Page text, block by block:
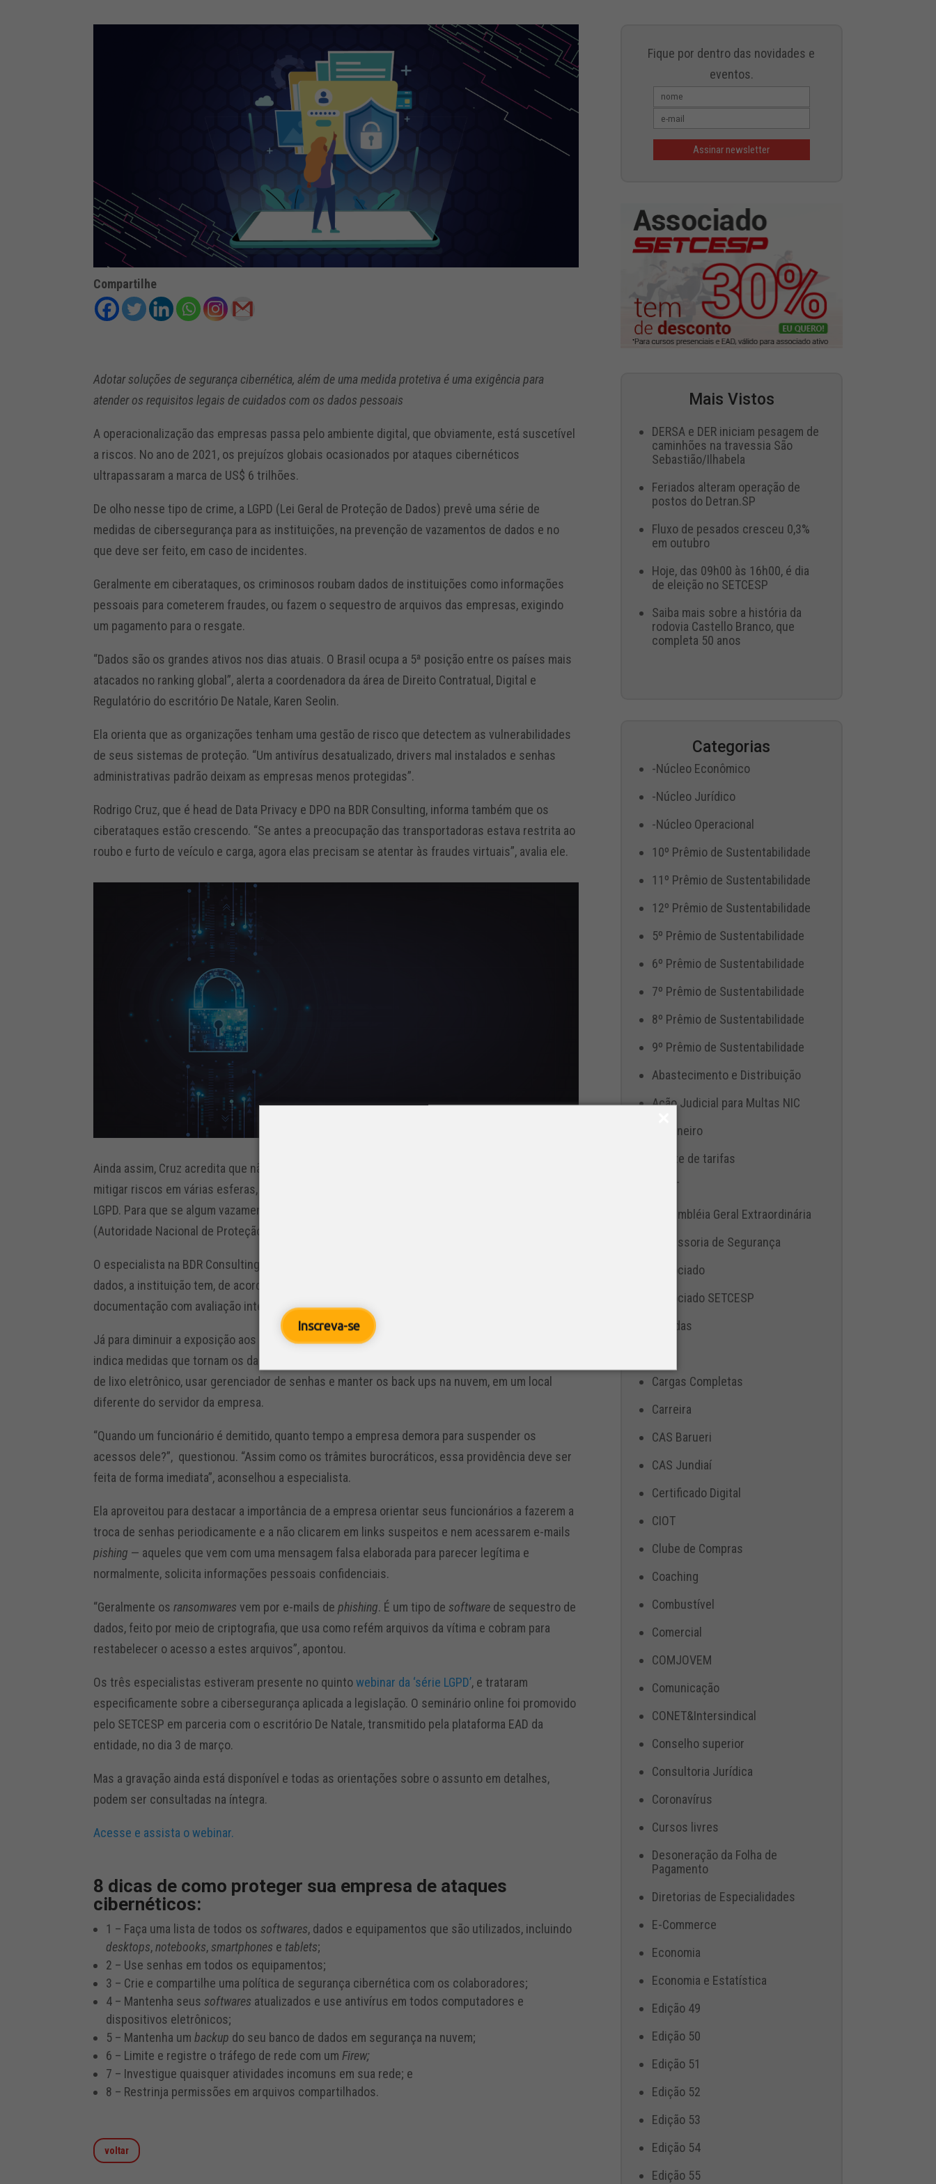
Inscreva-se
Compartilhe
Adotar soluções de segurança cibernética, além de uma medida protetiva é uma exigência para
atender os requisitos legais de cuidados com os dados pessoais
A operacionalização das empresas passa pelo ambiente digital, que obviamente, está suscetível
a riscos. No ano de 2021, os prejuízos globais ocasionados por ataques cibernéticos
ultrapassaram a marca de US$ 6 trilhões.
De olho nesse tipo de crime, a LGPD (Lei Geral de Proteção de Dados) prevê uma série de
medidas de cibersegurança para as instituições, na prevenção de vazamentos de dados e no
que deve ser feito, em caso de incidentes.
Geralmente em ciberataques, os criminosos roubam dados de instituições como informações
pessoais para cometerem fraudes, ou fazem o sequestro de arquivos das empresas, exigindo
um pagamento para o resgate.
“Dados são os grandes ativos nos dias atuais. O Brasil ocupa a 5ª posição entre os países mais
atacados no ranking global”, alerta a coordenadora da área de Direito Contratual, Digital e
Regulatório do escritório De Natale, Karen Seolin.
Ela orienta que as organizações tenham uma gestão de risco que detectem as vulnerabilidades
de seus sistemas de proteção. “Um antivírus desatualizado, drivers mal instalados e senhas
administrativas padrão deixam as empresas menos protegidas”.
Rodrigo Cruz, que é head de Data Privacy e DPO na BDR Consulting, informa também que os
ciberataques estão crescendo. “Se antes a preocupação das transportadoras estava restrita ao
roubo e furto de veículo e carga, agora elas precisam se atentar às fraudes virtuais”, avalia ele.
Ainda assim, Cruz acredita que não existem sistemas de defesa infalíveis, mas é possível
mitigar riscos em várias esferas, se adequando as boas práticas de segurança previstas pela
LGPD. Para que se algum vazamento de dados aconteça, a empresa não seja vista pela ANPD
(Autoridade Nacional de Proteção de Dados) como facilitadora ou conivente com o incidente.
O especialista na BDR Consulting avisa que se acontecer um incidente grave de vazamento de
dados, a instituição tem, de acordo com a legislação, até 48h para avisar a ANPD e elaborar uma
documentação com avaliação interna do acidente, entre outras providências.
Já para diminuir a exposição aos riscos, a especialista em proteção de dados, Ariana Lopes,
indica medidas que tornam os dados mais seguros, como por exemplo, não resgatar mensagens
de lixo eletrônico, usar gerenciador de senhas e manter os back ups na nuvem, em um local
diferente do servidor da empresa.
“Quando um funcionário é demitido, quanto tempo a empresa demora para suspender os
acessos dele?”, questionou. “Assim como os trâmites burocráticos, essa providência deve ser
feita de forma imediata”, aconselhou a especialista.
Ela aproveitou para destacar a importância de a empresa orientar seus funcionários a fazerem a
troca de senhas periodicamente e a não clicarem em links suspeitos e nem acessarem e-mails
pishing — aqueles que vem com uma mensagem falsa elaborada para parecer legítima e
normalmente, solicita informações pessoais confidenciais.
“Geralmente osransomwaresvem por e-mails dephishing. É um tipo desoftware de sequestro de
dados, feito por meio de criptografia, que usa como refém arquivos da vítima e cobram para
restabelecer o acesso a estes arquivos”, apontou.
Os três especialistas estiveram presente no quintowebinar da ‘série LGPD’, e trataram
especificamente sobre a cibersegurança aplicada a legislação. O seminário online foi promovido
pelo SETCESP em parceria com o escritório De Natale, transmitido pela plataforma EAD da
entidade, no dia 3 de março.
Mas a gravação ainda está disponível e todas as orientações sobre o assunto em detalhes,
podem ser consultadas na íntegra.
Acesse e assista o webinar.
8 dicas de como proteger sua empresa de ataques
cibernéticos:
1 – Faça uma lista de todos ossoftwares, dados e equipamentos que são utilizados, incluindo
desktops,notebooks,smartphones e tablets;
2 – Use senhas em todos os equipamentos;
3 – Crie e compartilhe uma política de segurança cibernética com os colaboradores;
4 – Mantenha seussoftwares atualizados e use antivírus em todos computadores e
dispositivos eletrônicos;
5 – Mantenha umbackup do seu banco de dados em segurança na nuvem;
6 – Limite e registre o tráfego de rede com umFirew;
7 – Investigue quaisquer atividades incomuns em sua rede; e
8 – Restrinja permissões em arquivos compartilhados.
voltar
Fique por dentro das novidades e
eventos.
Mais Vistos
DERSA e DER iniciam pesagem de
caminhões na travessia São
Sebastião/Ilhabela
Feriados alteram operação de
postos do Detran.SP
Fluxo de pesados cresceu 0,3%
em outubro
Hoje, das 09h00 às 16h00, é dia
de eleição no SETCESP
Saiba mais sobre a história da
rodovia Castello Branco, que
completa 50 anos
Categorias
-Núcleo Econômico
-Núcleo Jurídico
-Núcleo Operacional
10º Prêmio de Sustentabilidade
11º Prêmio de Sustentabilidade
12º Prêmio de Sustentabilidade
5º Prêmio de Sustentabilidade
6º Prêmio de Sustentabilidade
7º Prêmio de Sustentabilidade
8º Prêmio de Sustentabilidade
9º Prêmio de Sustentabilidade
Abastecimento e Distribuição
Ação Judicial para Multas NIC
Aduaneiro
Ajuste de tarifas
ANTT
Assembléia Geral Extraordinária
Assessoria de Segurança
Associado
Associado SETCESP
Bebidas
Cargas Completas
Carreira
CAS Barueri
CAS Jundiaí
Certificado Digital
CIOT
Clube de Compras
Coaching
Combustível
Comercial
COMJOVEM
Comunicação
CONET&Intersindical
Conselho superior
Consultoria Jurídica
Coronavírus
Cursos livres
Desoneração da Folha de
Pagamento
Diretorias de Especialidades
E-Commerce
Economia
Economia e Estatística
Edição 49
Edição 50
Edição 51
Edição 52
Edição 53
Edição 54
Edição 55